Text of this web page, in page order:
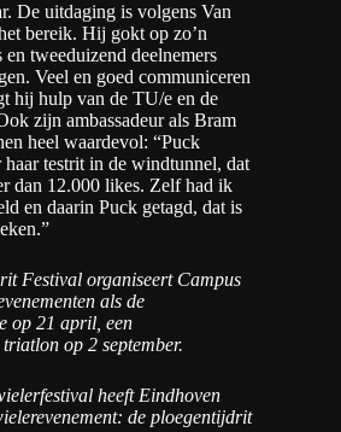
De uitdaging is volgens Van
bereik. Hij gokt op zo’n
tweeduizend deelnemers
Veel en goed communiceren
hij hulp van de TU/e en de
zijn ambassadeur als Bram
heel waardevol: “Puck
haar testrit in de windtunnel, dat
dan 12.000 likes. Zelf had ik
en daarin Puck getagd, dat is
Festival organiseert Campus
als de
op 21 april, een
op 2 september.
heeft Eindhoven
de ploegentijdrit